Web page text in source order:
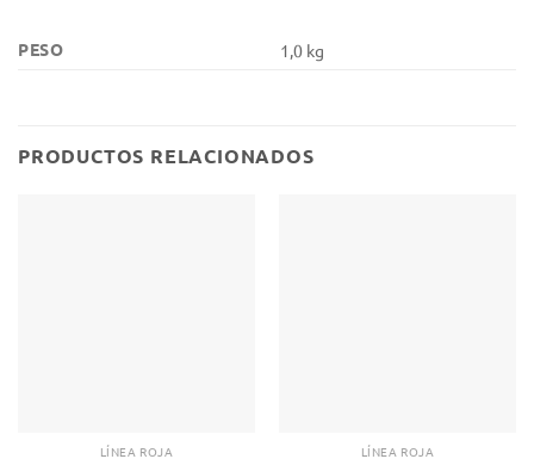
PESO 1,0 kg
PRODUCTOS RELACIONADOS
LÍNEA ROJA LÍNEA ROJA